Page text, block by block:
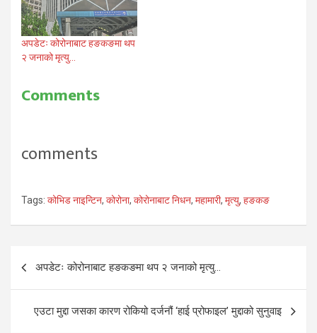
अपडेटः कोरोनाबाट हङकङमा थप
२ जनाको मृत्यु…
Comments
comments
Tags: कोभिड नाइन्टिन, कोरोना, कोरोनाबाट निधन, महामारी, मृत्यु, हङकङ
Post
navigation
अपडेटः कोरोनाबाट हङकङमा थप २ जनाको मृत्यु…
एउटा मुद्दा जसका कारण रोकियो दर्जनौं ‘हाई प्रोफाइल’ मुद्दाको सुनुवाइ